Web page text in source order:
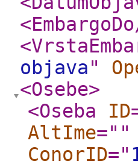
<EmbargoDo
objava"
<Osebe>
<Oseba
ID
AltIme=" "
ConorID="